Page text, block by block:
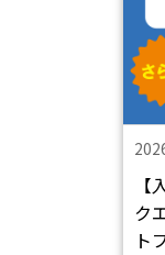
ク
ト